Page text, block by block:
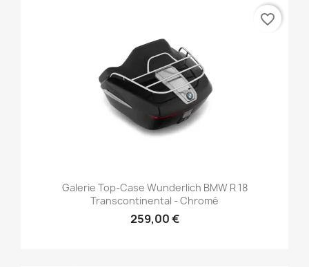
Galerie Top-Case Wunderlich BMW R 18
Transcontinental - Chromé
259,00 €
favorite_border